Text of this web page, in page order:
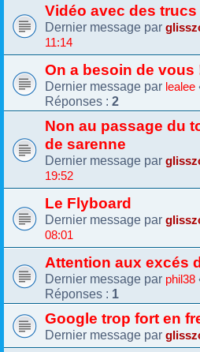
Vidéo avec des
Dernier message par
11:14
On a besoin de vous
Dernier message par lealee
Réponses : 2
Non au passage du
de sarenne
Dernier message par
19:52
Le Flyboard
Dernier message par
08:01
Attention aux excés
Dernier message par phil38
Réponses : 1
Google trop fort en
Dernier message par